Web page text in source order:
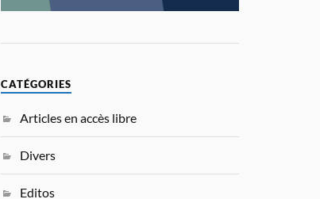
CATÉGORIES
Articles en accès libre
Divers
Editos